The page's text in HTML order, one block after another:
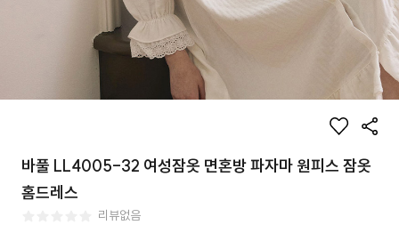
바풀 LL4005-32 여성잠옷 면혼방 파자마 원피스 잠옷
홈드레스
리뷰없음